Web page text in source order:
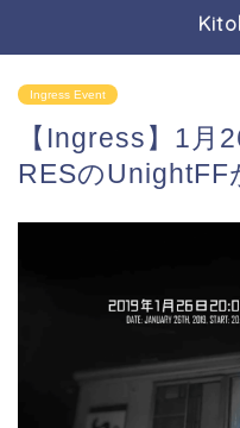
Ingress Event
【Ingress】1月
RESのUnightFF